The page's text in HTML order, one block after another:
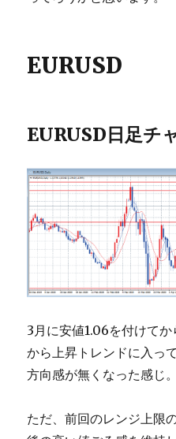
EURUSD
EURUSD日足チ
3月に安値1.06を付けて
から上昇トレンドに入っ
方向感が無くなった感じ。
ただ、前回のレンジ上限